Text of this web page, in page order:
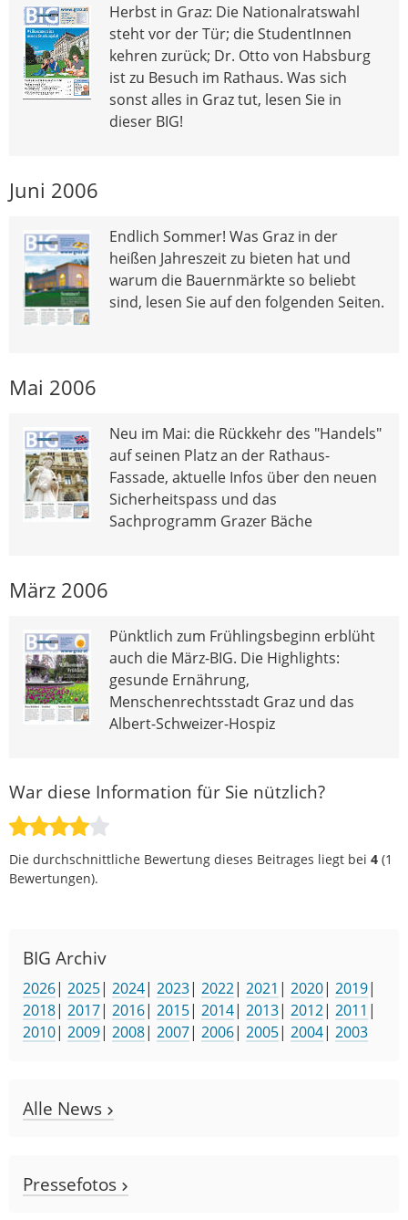
Herbst in Graz: Die Nationalratswahl
steht vor der Tür; die StudentInnen
kehren zurück; Dr. Otto von Habsburg
ist zu Besuch im Rathaus. Was sich
sonst alles in Graz tut, lesen Sie in
dieser BIG!
Juni 2006
Endlich Sommer! Was Graz in der
heißen Jahreszeit zu bieten hat und
warum die Bauernmärkte so beliebt
sind, lesen Sie auf den folgenden Seiten.
Mai 2006
Neu im Mai: die Rückkehr des "Handels"
auf seinen Platz an der Rathaus-
Fassade, aktuelle Infos über den neuen
Sicherheitspass und das
Sachprogramm Grazer Bäche
März 2006
Pünktlich zum Frühlingsbeginn erblüht
auch die März-BIG. Die Highlights:
gesunde Ernährung,
Menschenrechtsstadt Graz und das
Albert-Schweizer-Hospiz
War diese Information für Sie nützlich?
Die durchschnittliche Bewertung dieses Beitrages liegt bei 4 (1
Bewertungen).
BIG Archiv
2026| 2025| 2024| 2023| 2022| 2021 | 2020| 2019|
2018| 2017| 2016| 2015| 2014| 2013| 2012| 2011 |
2010| 2009| 2008| 2007| 2006| 2005| 2004| 2003
Alle News
Pressefotos